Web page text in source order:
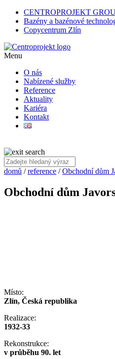
CENTROPROJEKT
Bazény a bazénové
Copycentrum Zlín
Menu
O nás
Nabízené služby
Reference
Aktuality
Kariéra
Kontakt
domů /reference /Obchodní dům
Obchodní dům
Místo:
Zlín, Česká republika
Realizace:
1932-33
Rekonstrukce:
v průběhu 90. let